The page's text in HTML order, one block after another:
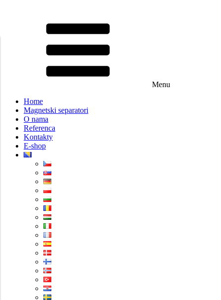
Menu
Home
Magnetski separatori
O nama
Referenca
Kontakty
E-shop